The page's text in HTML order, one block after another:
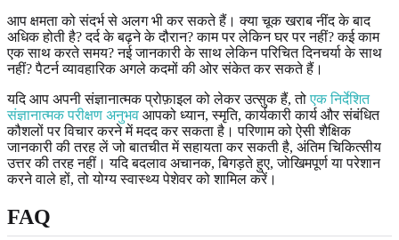
आप क्षमता को संदर्भ से अलग भी कर सकते हैं। क्या चूक खराब नींद के बाद
अधिक होती है? दर्द के बढ़ने के दौरान? काम पर लेकिन घर पर नहीं? कई काम
एक साथ करते समय? नई जानकारी के साथ लेकिन परिचित दिनचर्या के साथ
नहीं? पैटर्न व्यावहारिक अगले कदमों की ओर संकेत कर सकते हैं।
यदि आप अपनी संज्ञानात्मक प्रोफ़ाइल को लेकर उत्सुक हैं, तोएक निर्देशित
संज्ञानात्मक परीक्षण अनुभव आपको ध्यान, स्मृति, कार्यकारी कार्य और संबंधित
कौशलों पर विचार करने में मदद कर सकता है। परिणाम को ऐसी शैक्षिक
जानकारी की तरह लें जो बातचीत में सहायता कर सकती है, अंतिम चिकित्सीय
उत्तर की तरह नहीं। यदि बदलाव अचानक, बिगड़ते हुए, जोखिमपूर्ण या परेशान
करने वाले हों, तो योग्य स्वास्थ्य पेशेवर को शामिल करें।
FAQ